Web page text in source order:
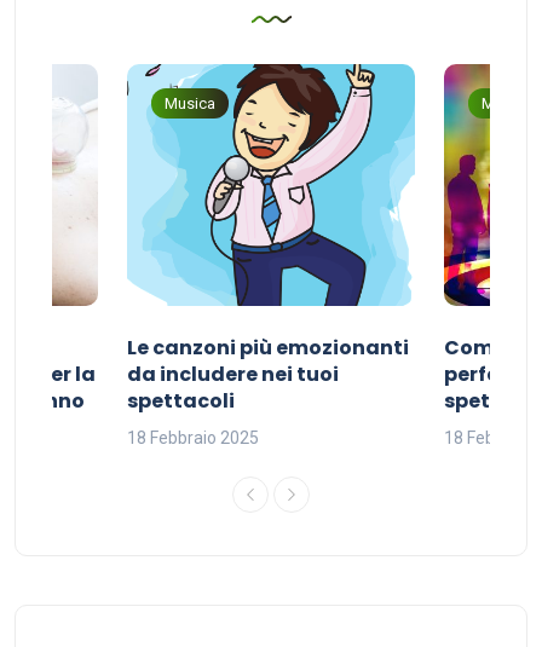
per la
sonno
Musica
Le canzoni più emozionanti
da includere nei tuoi
spettacoli
18 Febbraio 2025
Musica
Come
perfetta
18 Febbraio